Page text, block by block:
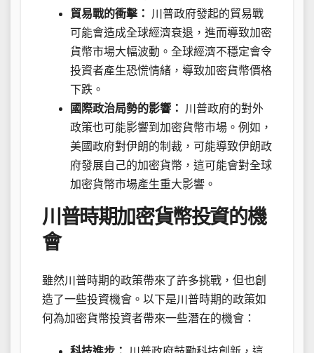
貿易戰的衝擊：
川普政府發起的貿易戰
可能會造成全球經濟衰退，進而導致加密
貨幣市場大幅波動。全球經濟不穩定會令
投資者產生恐慌情緒，導致加密貨幣價格
下跌。
國際政治局勢的影響：
川普政府的對外
政策也可能影響到加密貨幣市場。例如，
美國政府對伊朗的制裁，可能導致伊朗政
府發展自己的加密貨幣，這可能會對全球
加密貨幣市場產生重大影響。
川普時期加密貨幣投資的機
會
雖然川普時期的政策帶來了許多挑戰，但也創
造了一些投資機會。以下是川普時期的政策如
何為加密貨幣投資者帶來一些潛在的機會：